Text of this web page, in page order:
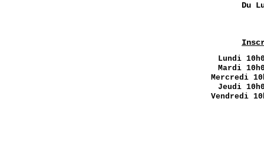
Du
Lundi
Mardi
Mercredi
Jeudi
Vendredi